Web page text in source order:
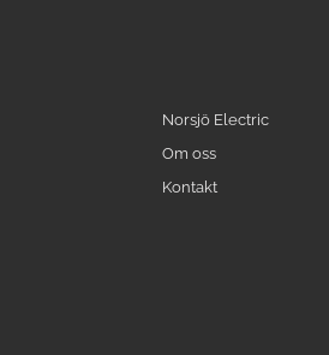
Norsjö Electric
Om oss
Kontakt